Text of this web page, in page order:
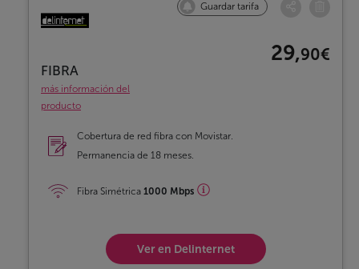
Guardar tarifa
FIBRA
más información del
producto
29,90€
Ver en Delinternet
Cobertura de red fibra con Movistar.
Permanencia de 18 meses.
Fibra Simétrica 1000 Mbps